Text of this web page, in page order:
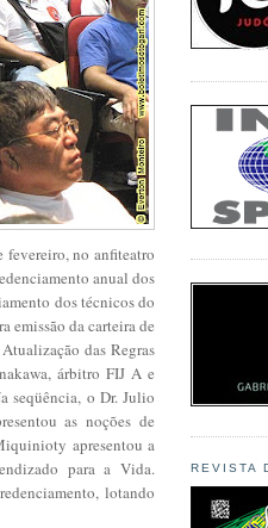
fevereiro, no anfiteatro
anual dos
dos técnicos do
emissão da carteira de
das Regras
árbitro FIJ A e
seqüência, o Dr. Julio
as noções de
apresentou a
para a Vida.
lotando
REVISTA